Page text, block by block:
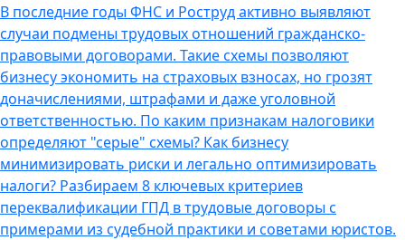
В последние годы ФНС и Роструд активно выявляют
случаи подмены трудовых отношений гражданско-
правовыми договорами. Такие схемы позволяют
бизнесу экономить на страховых взносах, но грозят
доначислениями, штрафами и даже уголовной
ответственностью. По каким признакам налоговики
определяют "серые" схемы? Как бизнесу
минимизировать риски и легально оптимизировать
налоги? Разбираем 8 ключевых критериев
переквалификации ГПД в трудовые договоры с
примерами из судебной практики и советами юристов.